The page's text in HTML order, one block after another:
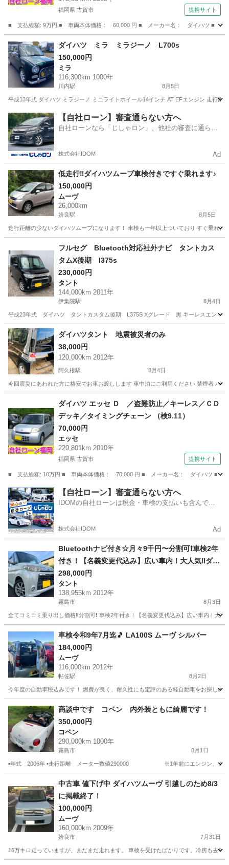
福岡県 古賀市 提携サイト
■ 支払総額: 9万円 ■ 車両本体価格： 60,000 円 ■ メーカー名： ダイハツ ■ 車
福岡 古賀市 ムーヴ
ダイハツ ミラ ミラジーノ L700s
150,000円
ミラ
116,300km 1000年
川内駅 8月5日
平成13年式 ダイハツ ミラジーノ ミニライトホイール14インチ AT EFエンジン 走行
鹿児島 薩摩川内市 川内駅 ミラ L700
【自社ローン】審査通らない方へ
自社ローンなら「じしゃロン」。他社の審査に通らな
株式会社IDOM Ad
低走行‼️ダイハツムーブ車検付きですぐ乗れます♪
150,000円
ムーヴ
26,000km
姶良駅 8月5日
走行距離の少ないダイハツムーブになります！ 車検も一年以上ついており すぐ乗れ
姶良駅
フルセグ Bluetooth対応社外ナビ タントカス
タムX後期 l375s
230,000円
タント
144,000km 2011年
伊集院駅 8月4日
平成23年式 ダイハツ タントカスタム後期 L375S Xグレード 黒 キーレスエントリ
鹿児島 日置市 伊集院駅 タント
ダイハツタント 地震被災者のみ
38,000円
120,000km 2012年
阿久根駅 8月4日
今回震災にあわれた方に格安でお車お渡しします 車中泊にご利用ください 禁煙者 パ
阿久根市 ダイハツ
ダイハツ エッセ Ｄ ／盗難防止／キーレス／ＣＤ
デッキ／タイミングチェーン （検9.11）
70,000円
エッセ
220,801km 2010年
福岡県 古賀市 提携サイト
■ 支払総額: 10万円 ■ 車両本体価格： 70,000 円 ■ メーカー名： ダイハツ ■
福岡 古賀市 エッセ
【自社ローン】審査通らない方へ
IDOMの自社ローンは税金・車検の支払いも含んでい
株式会社IDOM Ad
Bluetoothナビ付き☆月々9千円〜分割可❗️車検2年
付き！【名義変更代込み】広い車内！大人気‼️ダイ
ハツ タントカスタム☆SDナビ付き☆走行中DVD見
れます♪ETC付き☆純正アルミ☆電動スライドドア
☆ドライブレコーダー☆そのまま乗って帰れま
298,000円
タント
138,955km 2012年
霧島市 8月3日
全てコミコミ乗り出し価格‼️分割可❗️ 車検2年付き！【名義変更代込み】広い車内！
鹿児島 霧島市 タント 走行距離
車検令和9年7月迄🎵 LA100S ムーヴ シルバー
184,000円
ムーヴ
116,000km 2012年
帖佐駅 8月2日
今年度の自動車税込みです！ 燃費が良く、耐久性にも定評のある軽自動車をお探し
鹿児島 姶良市 帖佐駅 ムーヴ 車両
商談中です コペン 内外装ともに綺麗です！
350,000円
コペン
290,000km 1000年
霧島市 8月1日
▪️年式 2006年 ▪️走行距離 メーター数値290000 ※1年前にエンジン、ミ
コペン
中古車 値下げ中 ダイハツムーヴ 引越しのため8/3
に掲載終了！
100,000円
ムーヴ
160,000km 2009年
姶良市 7月31日
16万キロ走っていますが、まだまだ走れます。 車検を受けたばかりです。冷房も去